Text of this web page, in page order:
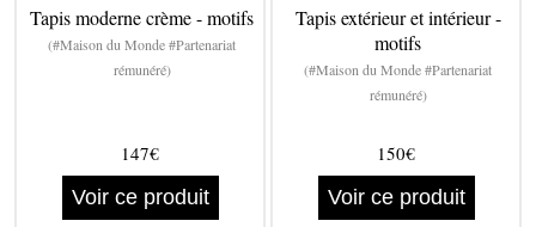
Tapis moderne crème - motifs
(#Maison du Monde #Partenariat
rémunéré)
147€
Voir ce produit
Tapis extérieur et intérieur -
motifs
(#Maison du Monde #Partenariat
rémunéré)
150€
Voir ce produit